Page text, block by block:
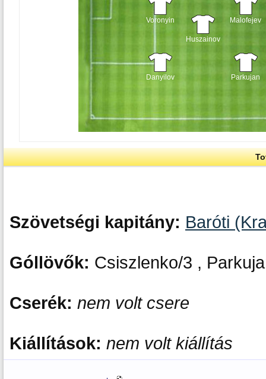
Voronyin
Danyilov
Huszainov
Malofejev
Parkujan
Szövetségi kapitány: Baróti
Góllövők: Csiszlenko/3 ,
Cserék: nem volt csere
Kiállítások: nem volt kiállítás